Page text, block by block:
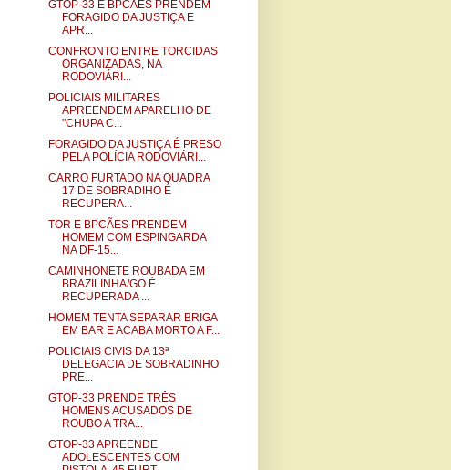
GTOP-33 E BPCÃES PRENDEM
FORAGIDO DA JUSTIÇA E
APR...
CONFRONTO ENTRE TORCIDAS
ORGANIZADAS, NA
RODOVIÁRI...
POLICIAIS MILITARES
APREENDEM APARELHO DE
"CHUPA C...
FORAGIDO DA JUSTIÇA É PRESO
PELA POLÍCIA RODOVIÁRI...
CARRO FURTADO NA QUADRA
17 DE SOBRADIHO É
RECUPERA...
TOR E BPCÃES PRENDEM
HOMEM COM ESPINGARDA
NA DF-15...
CAMINHONETE ROUBADA EM
BRAZILINHA/GO É
RECUPERADA ...
HOMEM TENTA SEPARAR BRIGA
EM BAR E ACABA MORTO A F...
POLICIAIS CIVIS DA 13ª
DELEGACIA DE SOBRADINHO
PRE...
GTOP-33 PRENDE TRÊS
HOMENS ACUSADOS DE
ROUBO A TRA...
GTOP-33 APREENDE
ADOLESCENTES COM